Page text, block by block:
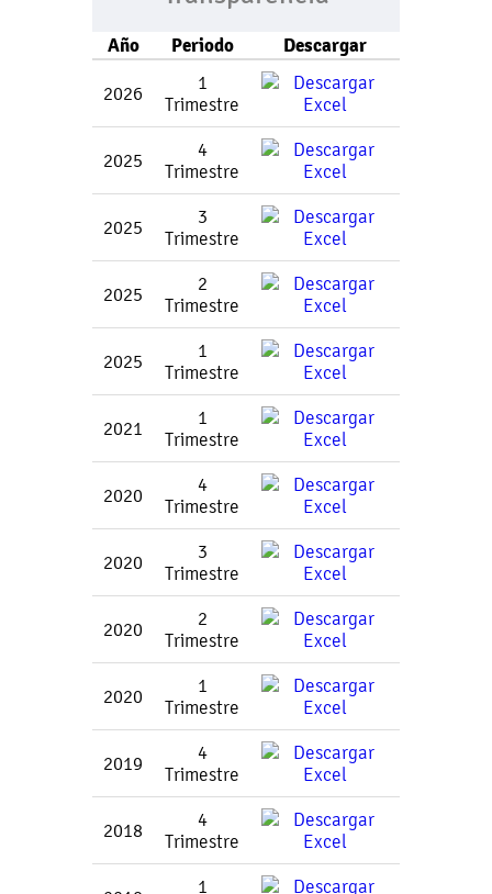
Año Periodo Descargar
2026
1
Trimestre
2025
4
Trimestre
2025
3
Trimestre
2025
2
Trimestre
2025
1
Trimestre
2021
1
Trimestre
2020
4
Trimestre
2020
3
Trimestre
2020
2
Trimestre
2020
1
Trimestre
2019
4
Trimestre
2018
4
Trimestre
1